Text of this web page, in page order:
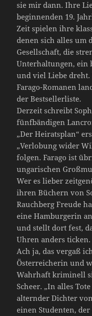
sie mir dann. Ihre
beginnenden 19.
Zeit spielen ihre
denen sich alles um
Gesellschaft, die
Unterhaltungen, ein
und viel Liebe
Farago-Romanen
der Bestsellerliste.
Derzeit schreibt
fünfbändigen
„Der Heiratsplan“
„Verlobung wider
folgen. Farago ist
ungarischen
Wer es lieber
ihren Büchern von
Rauchberg Freude
eine Hamburgerin
und stellt dort fest,
Uhren anders ticken.
Ach ja, das vergaß
Österreicherin und
Wahrhaft kriminell
Scheer. „In alles
alternder Dichter
einen Studenten,